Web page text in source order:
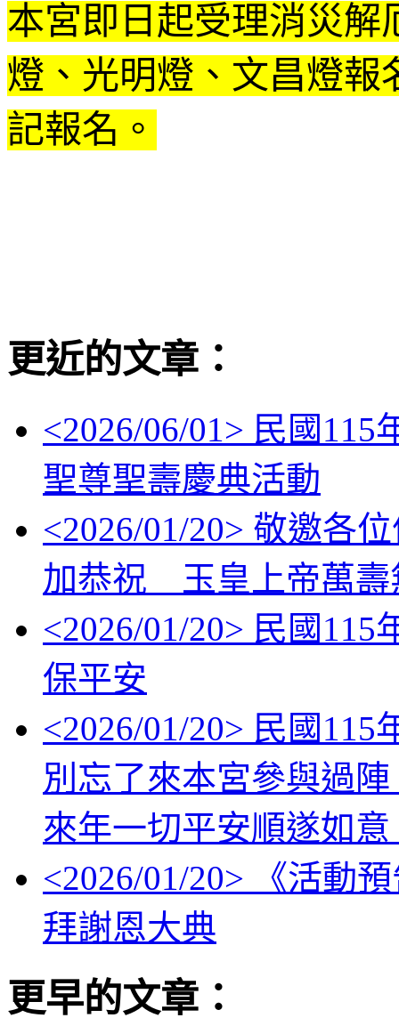
本宮即日起受理消災解
燈、光明燈、文昌燈報
記報名。
更近的文章：
<2026/06/01> 民國115
聖尊聖壽慶典活動
<2026/01/20> 敬邀各
加恭祝 玉皇上帝萬壽
<2026/01/20> 民國115
保平安
<2026/01/20> 民國115
別忘了來本宮參與過
來年一切平安順遂如
<2026/01/20> 《活動
拜謝恩大典
更早的文章：